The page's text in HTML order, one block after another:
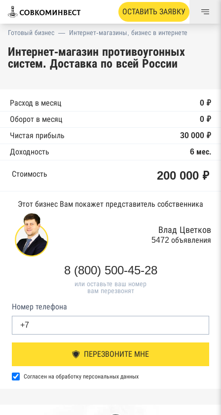
ОСТАВИТЬ ЗАЯВКУ
Готовый бизнес — Интернет-магазины, бизнес в интернете
Интернет-магазин противоугонных
систем. Доставка по всей России
Расход в месяц
0 ₽
Оборот в месяц
0 ₽
Чистая прибыль
30 000 ₽
Доходность
6 мес.
Стоимость 200 000 ₽
Этот бизнес Вам покажет представитель собственника
Влад Цветков
5472 объявления
8 (800) 500-45-28
или оставьте ваш номер
вам перезвонят
Номер телефона
ПЕРЕЗВОНИТЕ МНЕ
Согласен на обработку персональных данных